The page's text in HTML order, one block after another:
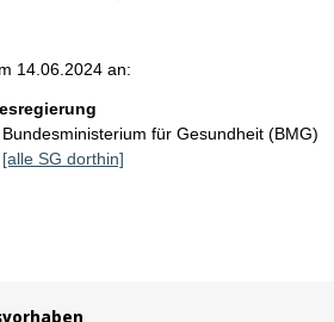
14.06.2024 an:
Bundesministerium für Gesundheit (BMG)
[alle SG dorthin]